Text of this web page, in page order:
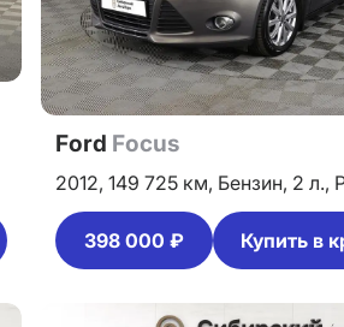
Ford Focus
2012, 149 725 км, Бензин, 2 л.,
398 000 ₽ Купить в